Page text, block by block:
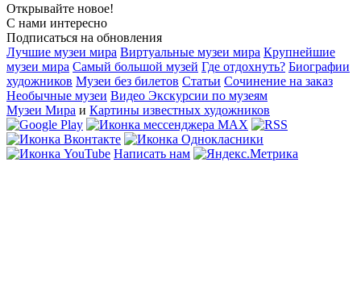
Открывайте новое!
С нами интересно
Подписаться на обновления
Лучшие музеи мира Виртуальные музеи мира Крупнейшие
музеи мира Самый большой музей Где отдохнуть? Биографии
художников Музеи без билетов Статьи Сочинение на заказ
Необычные музеи Видео Экскурсии по музеям
Музеи Мира и Картины известных художников
Написать нам